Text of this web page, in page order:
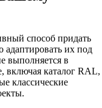
способ придать
адаптировать их под
выполняется в
включая каталог RAL,
классические